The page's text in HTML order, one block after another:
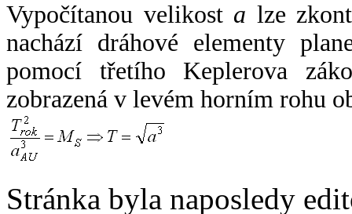
Vypočítanou velikost a lze
nachází dráhové elementy
pomocí třetího Keplerova
zobrazená v levém horním rohu
Stránka byla naposledy